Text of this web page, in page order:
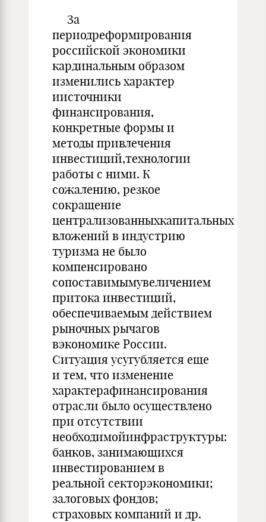
За
периодреформирования
российской экономики
кардинальным образом
изменились характер
иисточники
финансирования,
конкретные формы и
методы привлечения
инвестиций,технологии
работы с ними. К
сожалению, резкое
сокращение
централизованныхкапитальных
вложений в индустрию
туризма не было
компенсировано
сопоставимымувеличением
притока инвестиций,
обеспечиваемым действием
рыночных рычагов
вэкономике России.
Ситуация усугубляется еще
и тем, что изменение
характерафинансирования
отрасли было осуществлено
при отсутствии
необходимойинфраструктуры:
банков, занимающихся
инвестированием в
реальной секторэкономики;
залоговых фондов;
страховых компаний и др.